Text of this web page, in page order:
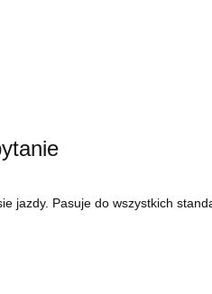
jazdy. Pasuje do wszystkich